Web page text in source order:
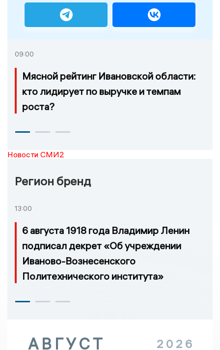
09:00
Мясной рейтинг Ивановской области:
кто лидирует по выручке и темпам
роста?
Новости СМИ2
Регион бренд
13:00
6 августа 1918 года Владимир Ленин
подписал декрет «Об учреждении
Иваново-Вознесенского
Политехнического института»
АВГУСТ 2026